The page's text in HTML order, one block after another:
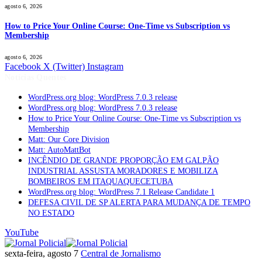
agosto 6, 2026
How to Price Your Online Course: One-Time vs Subscription vs
Membership
agosto 6, 2026
Facebook X (Twitter) Instagram
WordPress.org blog: WordPress 7.0.3 release
WordPress.org blog: WordPress 7.0.3 release
How to Price Your Online Course: One-Time vs Subscription vs
Membership
Matt: Our Core Division
Matt: AutoMattBot
INCÊNDIO DE GRANDE PROPORÇÃO EM GALPÃO
INDUSTRIAL ASSUSTA MORADORES E MOBILIZA
BOMBEIROS EM ITAQUAQUECETUBA
WordPress.org blog: WordPress 7.1 Release Candidate 1
DEFESA CIVIL DE SP ALERTA PARA MUDANÇA DE TEMPO
NO ESTADO
YouTube
sexta-feira, agosto 7 Central de Jornalismo